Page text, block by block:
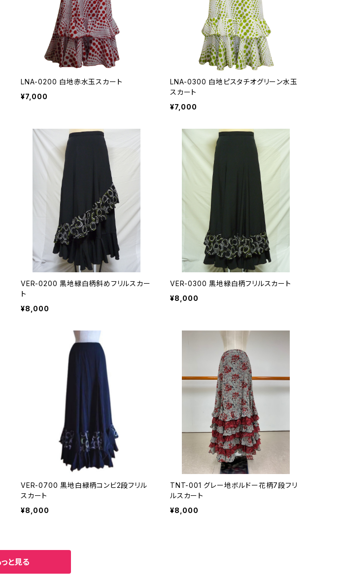
LNA-0200 白地赤水玉スカート
¥7,000
LNA-0300 白地ピスタチオグリーン水玉
スカート
¥7,000
VER-0200 黒地緑白柄斜めフリルスカー
ト
¥8,000
VER-0300 黒地緑白柄フリルスカート
¥8,000
VER-0700 黒地白緑柄コンビ2段フリル
スカート
¥8,000
TNT-001 グレー地ボルドー花柄7段フリ
ルスカート
¥8,000
と見る